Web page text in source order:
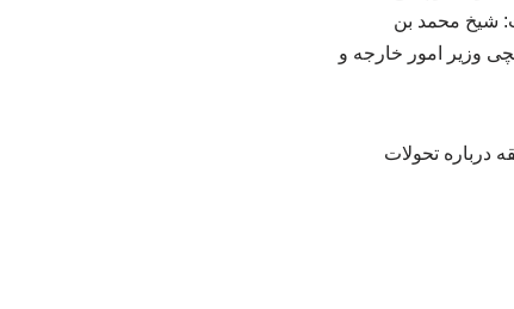
شیخ محمد بن
وزیر امور خارجه و
درباره تحولات